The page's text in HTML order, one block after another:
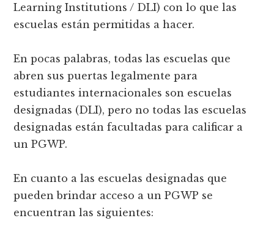
Learning Institutions / DLI) con lo que las
escuelas están permitidas a hacer.
En pocas palabras, todas las escuelas que
abren sus puertas legalmente para
estudiantes internacionales son escuelas
designadas (DLI), pero no todas las escuelas
designadas están facultadas para calificar a
un PGWP.
En cuanto a las escuelas designadas que
pueden brindar acceso a un PGWP se
encuentran las siguientes: